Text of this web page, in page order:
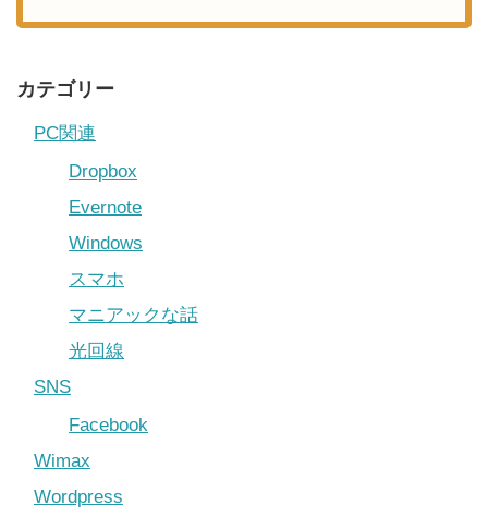
カテゴリー
PC関連
Dropbox
Evernote
Windows
スマホ
マニアックな話
光回線
SNS
Facebook
Wimax
Wordpress